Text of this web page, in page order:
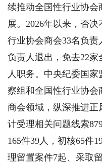
续推动全国性行业协
展。2026年以来，否
行业协会商会33名负责
负责人退出，免去22
人职务。中央纪委国
察组和全国性行业协
商会领域，纵深推进正
计受理相关问题线索
165件39人，初核65件
理留置案件7起、采取